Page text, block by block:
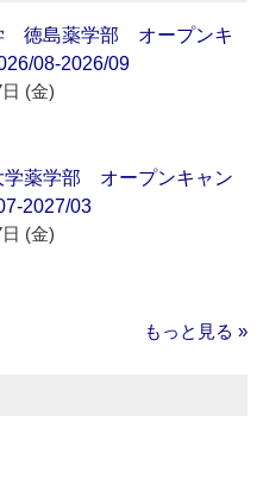
徳島薬学部 オープンキ
08-2026/09
(金)
学薬学部 オープンキャン
2027/03
(金)
もっと見る »